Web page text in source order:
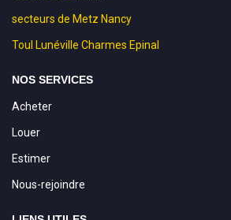
secteurs de Metz Nancy
Toul Lunéville Charmes Epinal
NOS SERVICES
Acheter
Louer
Estimer
Nous-rejoindre